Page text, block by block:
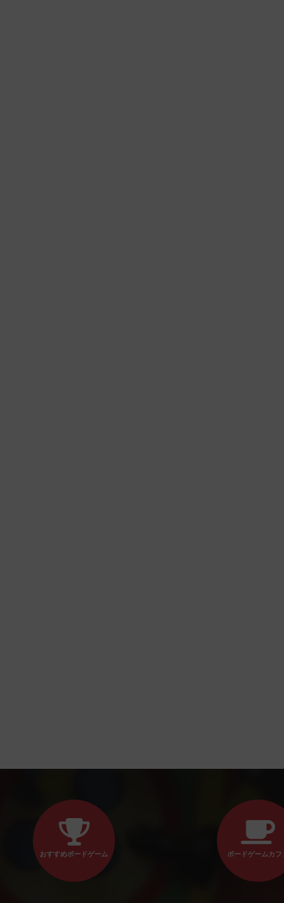
おすすめボードゲーム ボードゲームカフ